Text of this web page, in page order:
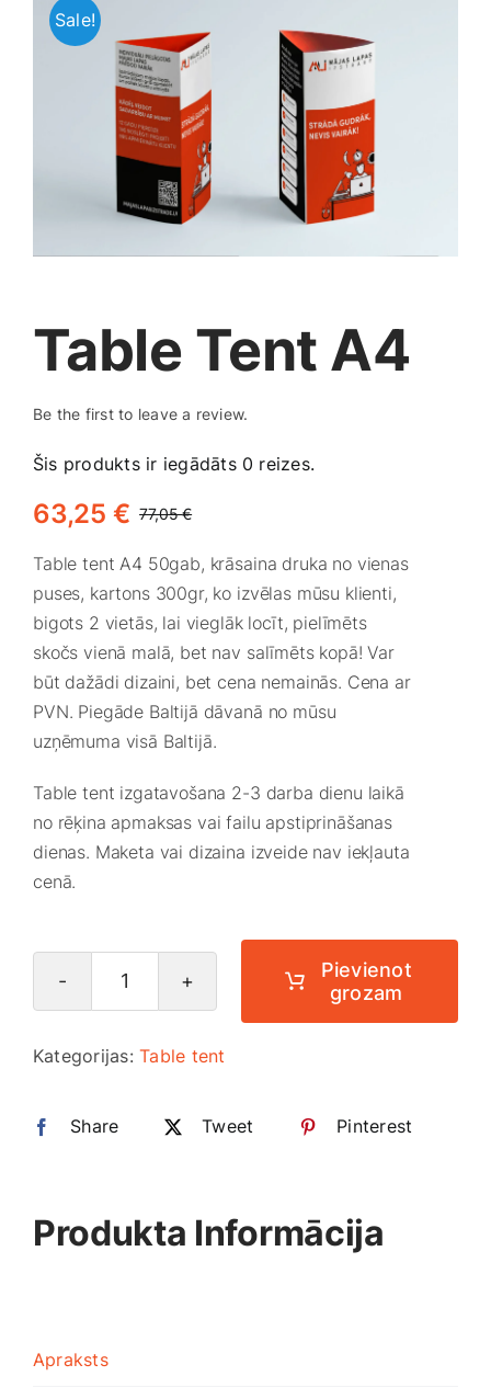
Jaunākie pārdevēji
Pirktākās preces
Gudrā māja
Mājai un remontam
Mājsaimniecības preces
Mēbeles un interjers
Medicīnas preces
Mobilie telefoni, planšetdatori
Pakalpojumi
Pārtikas preces
Preces birojam
Preces pieaugušajiem
Smaržas, kosmētika
Zoo preces
Sale!
Table Tent A4
Be the first to leave a review.
Šis produkts ir iegādāts 0 reizes.
77,05€Original
price
was:
77,05 €.
63,25 €
Current
price
is:
63,25 €.
Table tent A4 50gab, krāsaina druka no vienas
puses, kartons 300gr, ko izvēlas mūsu klienti,
bigots 2 vietās, lai vieglāk locīt, pielīmēts
skočs vienā malā, bet nav salīmēts kopā! Var
būt dažādi dizaini, bet cena nemainās. Cena ar
PVN. Piegāde Baltijā dāvanā no mūsu
uzņēmuma visā Baltijā.
Table tent izgatavošana 2-3 darba dienu laikā
no rēķina apmaksas vai failu apstiprināšanas
dienas. Maketa vai dizaina izveide nav iekļauta
cenā.
Table
A4
Pievienot
grozam
Kategorijas:Table tent
Share Tweet Pinterest
Produkta Informācija
Apraksts